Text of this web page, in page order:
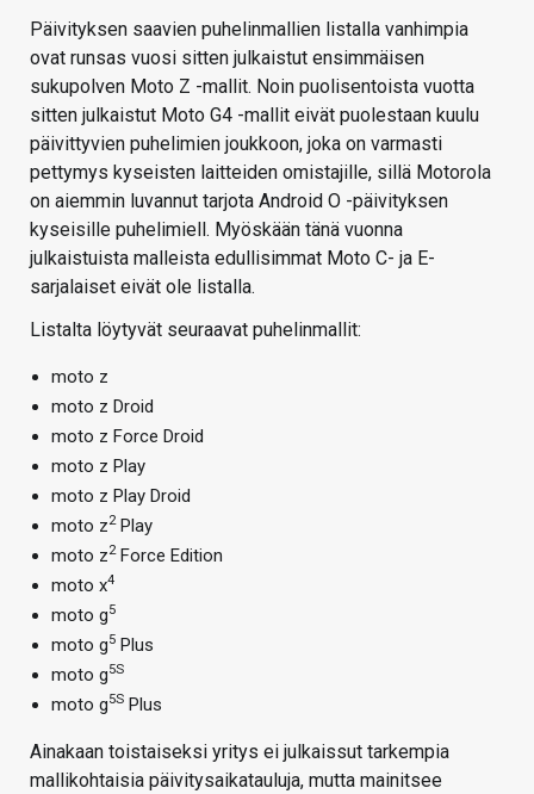
Päivityksen saavien puhelinmallien listalla vanhimpia
ovat runsas vuosi sitten julkaistut ensimmäisen
sukupolven Moto Z -mallit. Noin puolisentoista vuotta
sitten julkaistut Moto G4 -mallit eivät puolestaan kuulu
päivittyvien puhelimien joukkoon, joka on varmasti
pettymys kyseisten laitteiden omistajille, sillä Motorola
on aiemmin luvannut tarjota Android O -päivityksen
kyseisille puhelimiell. Myöskään tänä vuonna
julkaistuista malleista edullisimmat Moto C- ja E-
sarjalaiset eivät ole listalla.
Listalta löytyvät seuraavat puhelinmallit:
moto z
moto z Droid
moto z Force Droid
moto z Play
moto z Play Droid
moto z2Play
moto z2Force Edition
moto x4
moto g5
moto g5 Plus
moto g5S
moto g5S Plus
Ainakaan toistaiseksi yritys ei julkaissut tarkempia
mallikohtaisia päivitysaikatauluja, mutta mainitsee